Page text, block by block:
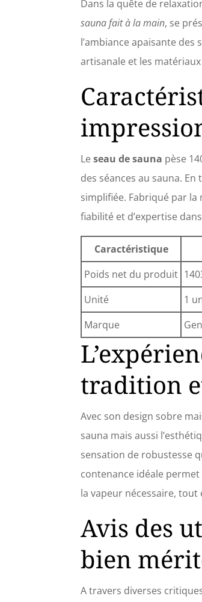
Dans la quête de
sauna fait à la main, se
l’ambiance apaisante
artisanale et les
Leseau de sauna pèse
des séances au sauna.
simplifiée. Fabriqué par la
fiabilité et d’expertise
Caractéristique
Poids net du produit
Unité
1
Marque
tradition
Avec son design sobre
sauna mais aussi
sensation de robustesse
contenance idéale
la vapeur nécessaire, tout
Avis des
bien
A travers diverses